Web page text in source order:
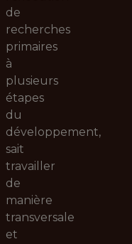
de
recherches
primaires
à
plusieurs
étapes
du
développement,
sait
travailler
de
manière
transversale
et